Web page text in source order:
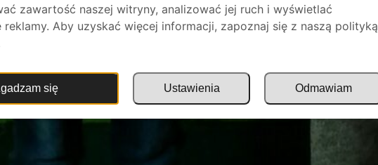
zawartość naszej witryny, analizować jej ruch i wyświetlać
reklamy. Aby uzyskać więcej informacji, zapoznaj się z naszą polityką
się Ustawienia Odmawiam